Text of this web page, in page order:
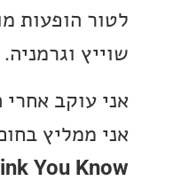
הופעות מוצלח
וגרמניה.
אחרי הלהקה
בחום על
I Think You